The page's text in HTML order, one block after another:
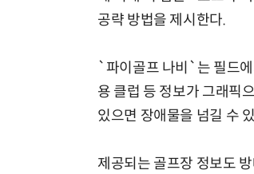
공략 방법을 제시한다.
`파이골프 나비`는 필드에
용 클럽 등 정보가 그래픽
있으면 장애물을 넘길 수
제공되는 골프장 정보도